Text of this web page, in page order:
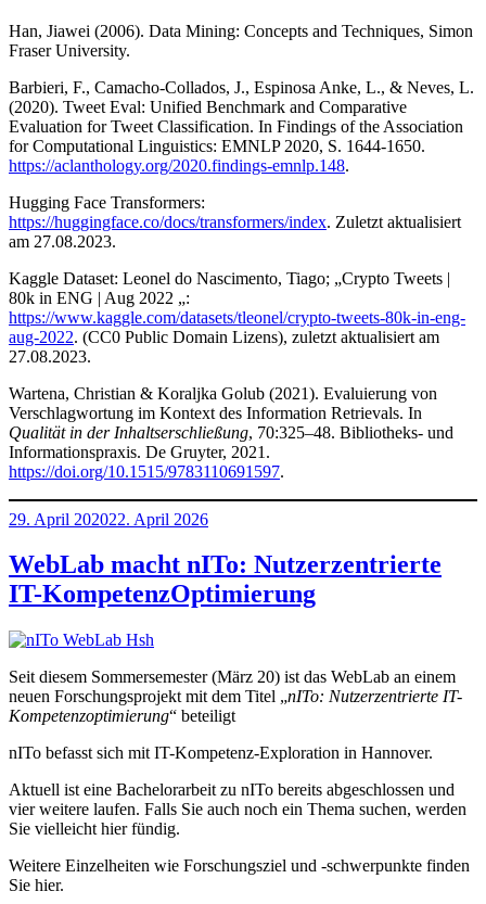
Han, Jiawei (2006). Data Mining: Concepts and Techniques, Simon
Fraser University.
Barbieri, F., Camacho-Collados, J., Espinosa Anke, L., & Neves, L.
(2020). Tweet Eval: Unified Benchmark and Comparative
Evaluation for Tweet Classification. In Findings of the Association
for Computational Linguistics: EMNLP 2020, S. 1644-1650.
https://aclanthology.org/2020.findings-emnlp.148.
Hugging Face Transformers:
https://huggingface.co/docs/transformers/index. Zuletzt aktualisiert
am 27.08.2023.
Kaggle Dataset: Leonel do Nascimento, Tiago; „Crypto Tweets |
80k in ENG | Aug 2022 „:
https://www.kaggle.com/datasets/tleonel/crypto-tweets-80k-in-eng-
aug-2022. (CC0 Public Domain Lizens), zuletzt aktualisiert am
27.08.2023.
Wartena, Christian & Koraljka Golub (2021). Evaluierung von
Verschlagwortung im Kontext des Information Retrievals. In
Qualität in der Inhaltserschließung, 70:325–48. Bibliotheks- und
Informationspraxis. De Gruyter, 2021.
https://doi.org/10.1515/9783110691597.
Veröffentlicht
29. April 202022. April 2026
WebLab macht nITo: Nutzerzentrierte
IT-KompetenzOptimierung
Seit diesem Sommersemester (März 20) ist das WebLab an einem
neuen Forschungsprojekt mit dem Titel „nITo: Nutzerzentrierte IT-
Kompetenzoptimierung“ beteiligt
nITo befasst sich mit IT-Kompetenz-Exploration in Hannover.
Aktuell ist eine Bachelorarbeit zu nITo bereits abgeschlossen und
vier weitere laufen. Falls Sie auch noch ein Thema suchen, werden
Sie vielleicht hier fündig.
Weitere Einzelheiten wie Forschungsziel und -schwerpunkte finden
Sie hier.